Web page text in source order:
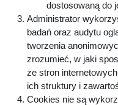
dostosowaną do
Administrator
badań oraz audytu
tworzenia
zrozumieć, w jaki
ze stron
ich struktury i
Cookies nie są